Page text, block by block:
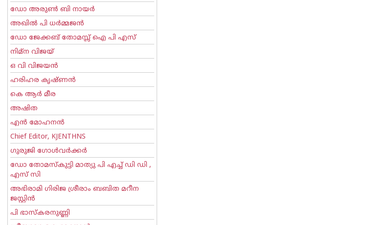
ഡോ അരുണ്‍ ബി നായര്‍
അഖില്‍ പി ധര്‍മ്മജന്‍
ഡോ ജേക്കബ് തോമസ്സ് ഐ പി എസ്
നിമ്ന വിജയ്
ഒ വി വിജയന്‍
ഹരിഹര കൃഷ്ണൻ
കെ ആര്‍ മീര
അഷിത
എന്‍ മോഹനന്‍
Chief Editor, KJENTHNS
ഗുരുജി ഗോള്‍‌വര്‍ക്കര്‍
ഡോ തോമസ്കുട്ടി മാത്യു പി എച്ച് ഡി ഡി ,
എസ് സി
അഭിരാമി ഗിരിജ ശ്രീരാം ബബിത മറീന
ജസ്റ്റിന്‍
പി ഭാസ്കരനുണ്ണി